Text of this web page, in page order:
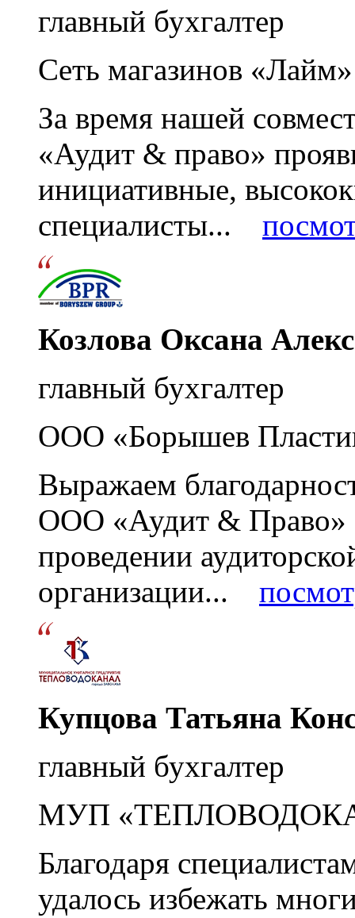
главный бухгалтер
Сеть магазинов «Лайм»
За время нашей
«Аудит & право»
инициативные,
специалисты...
Козлова Оксана
главный бухгалтер
ООО «Борышев
Выражаем
ООО «Аудит & Право»
проведении
организации...
Купцова Татьяна
главный бухгалтер
МУП
Благодаря
удалось избежать